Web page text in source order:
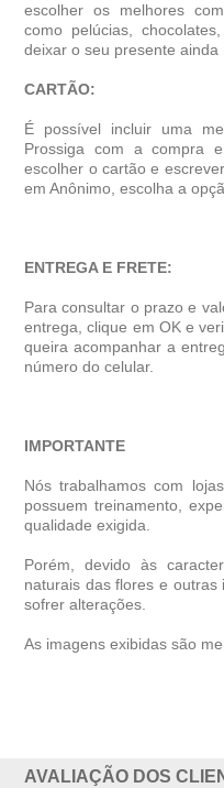
escolher os melhores
como pelúcias,
deixar o seu presente ainda
CARTÃO:
É possível incluir uma
Prossiga com a compra
escolher o cartão e
em Anônimo, escolha a
ENTREGA E FRETE:
Para consultar o prazo e
entrega, clique em OK e
queira acompanhar a
número do celular.
IMPORTANTE
Nós trabalhamos com
possuem treinamento,
qualidade exigida.
Porém, devido às
naturais das flores e outras
sofrer alterações.
As imagens exibidas são
AVALIAÇÃO DOS